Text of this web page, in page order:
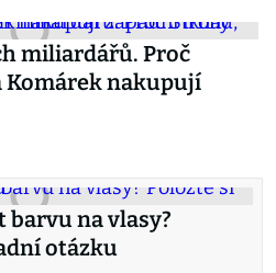
miliardářů. Proč
Komárek nakupují
na vlasy?
otázku